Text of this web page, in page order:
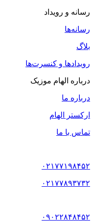
رسانه و رویداد
رسانه‌ها
بلاگ
رویدادها و کنسرت‌ها
درباره الهام موزیک
درباره ما
ارکستر الهام
تماس با ما
۰۲۱۷۷۱۹۸۴۵۲
۰۲۱۷۷۸۹۳۷۳۲
۰۹۰۲۲۸۴۸۴۵۲